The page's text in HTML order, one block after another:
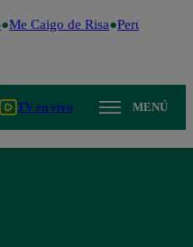
Me Caigo de Risa Perú Decide
TV en vivo MENÚ